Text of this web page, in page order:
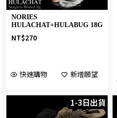
NORIES
HULACHAT+HULABUG 18G
NT$270
快速購物 新增願望
1-3日出貨